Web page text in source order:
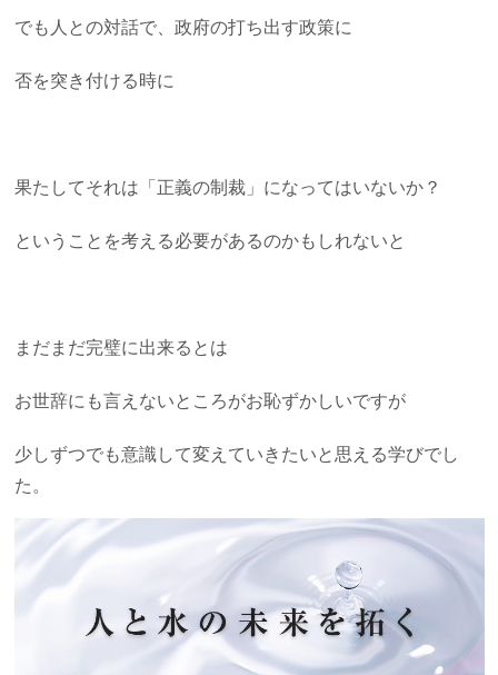
でも人との対話で、政府の打ち出す政策に
否を突き付ける時に
果たしてそれは「正義の制裁」になってはいないか？
ということを考える必要があるのかもしれないと
まだまだ完璧に出来るとは
お世辞にも言えないところがお恥ずかしいですが
少しずつでも意識して変えていきたいと思える学びでし
た。